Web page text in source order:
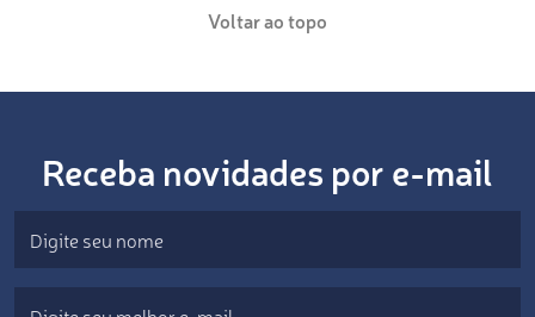
Voltar ao topo
Receba novidades por e-mail